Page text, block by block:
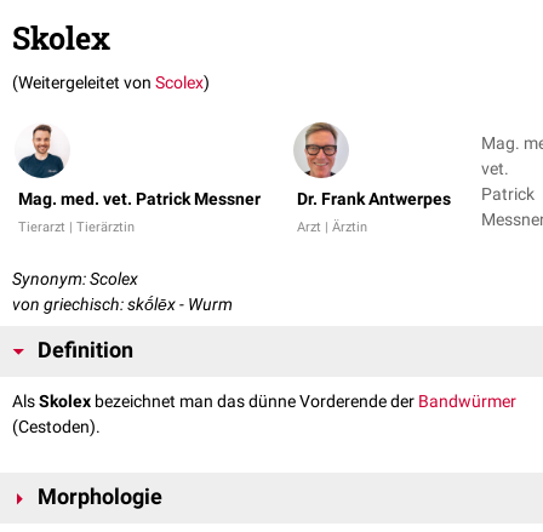
Skolex
(Weitergeleitet von Scolex)
Mag. med. vet. Patrick Messner
Tierarzt | Tierärztin
Dr. Frank Antwerpes
Arzt | Ärztin
Mag.
vet.
Patrick
Synonym: Scolex
von griechisch: skṓlēx - Wurm
Definition
AlsSkolex bezeichnet man das dünne Vorderende der Bandwürmer
(Cestoden).
Morphologie